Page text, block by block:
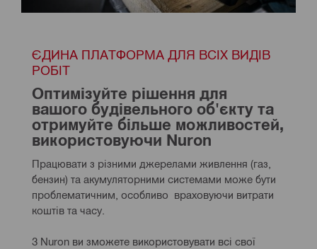
ЄДИНА ПЛАТФОРМА ДЛЯ ВСІХ ВИДІВ
РОБІТ
Оптимізуйте рішення для
вашого будівельного об'єкту та
отримуйте більше можливостей,
використовуючи Nuron
Працювати з різними джерелами живлення (газ,
бензин) та акумуляторними системами може бути
проблематичним, особливо  враховуючи витрати
коштів та часу.
З Nuron ви зможете використовувати всі свої